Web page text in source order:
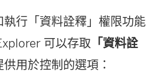
執行「資料詮釋」權限功能
可以存取 「資料詮
用於控制的選項：